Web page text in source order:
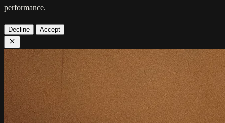
performance.
Decline Accept